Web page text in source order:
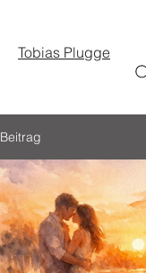
Tobias Plugge
Beitrag